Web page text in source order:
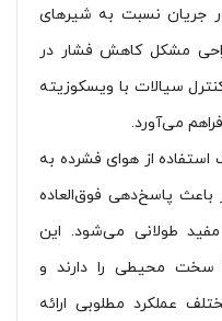
جریان نسبت به شیرهای
مشکل کاهش فشار در
سیالات با ویسکوزیته
می‌آورد.
استفاده از هوای فشرده به
باعث پاسخ‌دهی فوق‌العاده
مفید طولانی می‌شود. این
سخت محیطی را دارند و
عملکرد مطلوبی ارائه